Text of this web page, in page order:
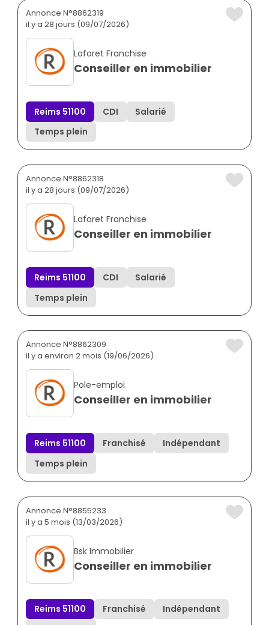
Annonce N°8862319
il y a 28 jours (09/07/2026)
Laforet Franchise
Conseiller en immobilier
Reims 51100 CDI
Salarié
Temps plein
Annonce N°8862318
il y a 28 jours (09/07/2026)
Laforet Franchise
Conseiller en immobilier
Reims 51100 CDI
Salarié
Temps plein
Annonce N°8862309
il y a environ 2 mois (19/06/2026)
Pole-emploi
Conseiller en immobilier
Reims 51100 Franchisé
Indépendant
Temps plein
Annonce N°8855233
il y a 5 mois (13/03/2026)
Bsk Immobilier
Conseiller en immobilier
Reims 51100 Franchisé
Indépendant